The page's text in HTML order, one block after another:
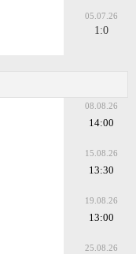
05.07.26
1:0
08.08.26
14:00
15.08.26
13:30
19.08.26
13:00
25.08.26